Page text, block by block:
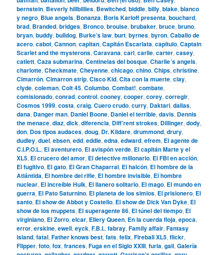
bernstein, Beverly hillbillies, Bewitched,biddle,billy,blake,blanco
y negro, Blue angels, Bonanza, Boris Karloff presenta,bouchard,
brad, Branded,bridges, Bronco,brouise,brubaker,bruce,bruno,
bryan,buddy,bulldog, Burke’s law,burt,byrnes,byron,Caballo de
acero,cabot,Cannon,capitan,Capitán Escarlata,capitulo,Captain
Scarlet and the mysterons,Caravana,carl,carlie,carter,casey,
catlett,Caza submarina,Centinelas del bosque,Charlie´s angels,
charlotte,Checkmate,Cheyenne,chicago,chino,Chips,christine,
Cimarrón,Cimarron strip,Cisco Kid,Cita con la muerte,clay,
clyde,coleman,Colt 45,Columbo,Combat!,combate,
comisionado,conrad,control,cooney,cooper,corey,corregir,
Cosmos 1999,costa,craig,Cuero crudo,curry, Daktari,dallas,
dana, Danger man, Daniel Boone, Daniel el terrible,davis, Dennis
the menace,diaz,dick,diferencia, Diff’rent strokes, Dillinger,dody,
don, Dos tipos audaces,doug, Dr. Kildare,drummond,drury,
dudley,duel,ebsen,edd,eddie,edna,edward,efrem, El agente de
C.I.P.O.L., El aventurero, El avispón verde, El capitán Marte y el
XL5, El crucero del amor, El detective millonario, El FBI en acción,
El fugitivo, El gato, El Gran Chaparral, El halcón, El hombre de la
Atlántida, El hombre del rifle, El hombre invisible, El hombre
nuclear, El increíble Hulk, El llanero solitario, El mago, El mundo en
guerra, El Pato Saturnino, El planeta de los simios, El prisionero, El
santo, El show de Abbot y Costello, El show de Dick Van Dyke, El
show de los muppets, El superagente 86, El túnel del tiempo, El
virginiano, El Zorro,elcar, Ellery Queen, En la cuerda floja,epoca,
error,erskine,ewell,eyck,F.B.I.,fabray,Family affair,Fantasy
island,fatal,Father knows best,fats,felix,Fireball XL5,flickr,
Flipper,foto,fox,frances,Fuga en el Siglo XXIII,furia,gail,Galería